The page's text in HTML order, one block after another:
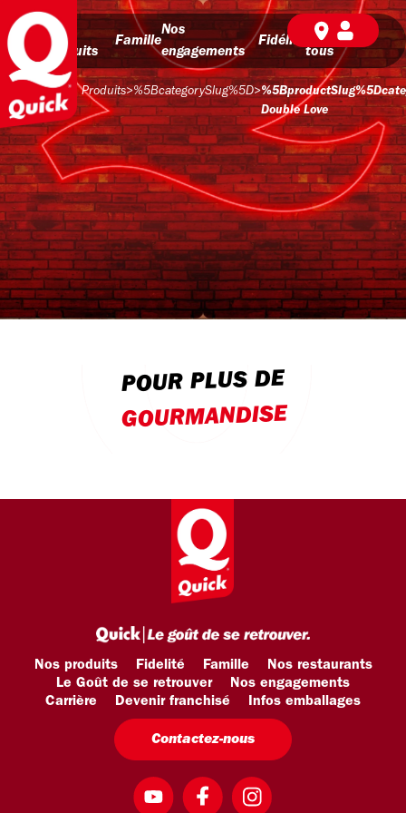
Nos
produits
Famille
Nos
engagements
Fidélité
BD pour
tous
Produits>%5BcategorySlug%5D>
Double Love
POUR PLUS DE
GOURMANDISE
Nos produits Fidelité Famille
Nos restaurants
Le Goût de se retrouver
Nos engagements
Carrière
Devenir franchisé Infos emballages
Contactez-nous